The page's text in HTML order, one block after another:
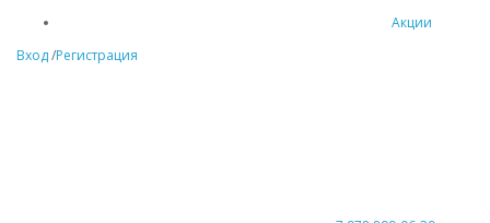
Акции
Вход/Регистрация